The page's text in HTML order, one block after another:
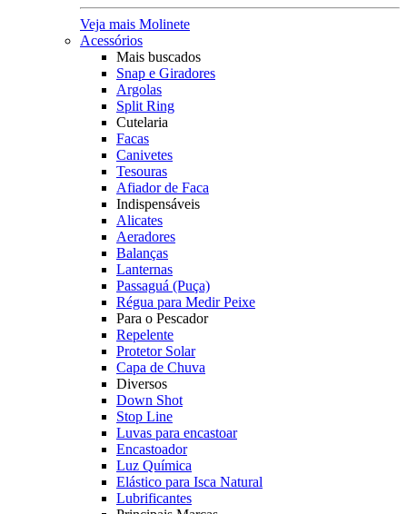
Veja mais Molinete
Acessórios
Mais buscados
Snap e Giradores
Argolas
Split Ring
Cutelaria
Facas
Canivetes
Tesouras
Afiador de Faca
Indispensáveis
Alicates
Aeradores
Balanças
Lanternas
Passaguá (Puça)
Régua para Medir Peixe
Para o Pescador
Repelente
Protetor Solar
Capa de Chuva
Diversos
Down Shot
Stop Line
Luvas para encastoar
Encastoador
Luz Química
Elástico para Isca Natural
Lubrificantes